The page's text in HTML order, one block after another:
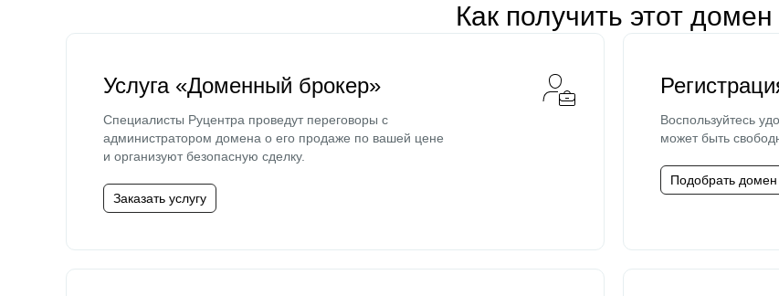
Как получить этот домен
Услуга «Доменный брокер»
Специалисты Руцентра проведут переговоры с
администратором домена о его продаже по вашей цене
и организуют безопасную сделку.
Заказать услугу
Воспользуйтесь
может быть
Подобрать домен